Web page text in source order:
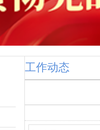
工作动态